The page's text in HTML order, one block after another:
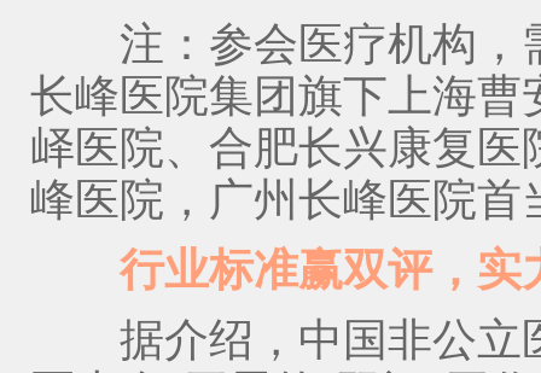
注：参会医疗机构，
长峰医院集团旗下上海
峄医院、合肥长兴康复
峰医院，广州长峰医院
行业标准赢双评，实
据介绍，中国非公立